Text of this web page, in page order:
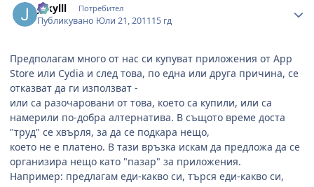
Jekylll Потребител
Публикувано Юли 21, 201115 гд
Предполагам много от нас си купуват приложения от App
Store или Cydia и след това, по една или друга причина, се
отказват да ги използват -
или са разочаровани от това, което са купили, или са
намерили по-добра алтернатива. В същото време доста
"труд" се хвърля, за да се подкара нещо,
което не е платено. В тази връзка искам да предложа да се
организира нещо като "пазар" за приложения.
Например: предлагам еди-какво си, търся еди-какво си,